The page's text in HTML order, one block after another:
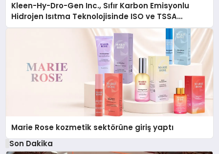
Kleen-Hy-Dro-Gen Inc., Sıfır Karbon Emisyonlu
Hidrojen Isıtma Teknolojisinde ISO ve TSSA
Düzenleyici Onaylarını Aldı
Marie Rose kozmetik sektörüne giriş yaptı
Son Dakika